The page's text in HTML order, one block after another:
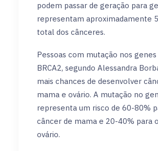
podem passar de geração para
representam aproximadamente
total dos cânceres.
Pessoas com mutação nos genes
BRCA2, segundo Alessandra
mais chances de desenvolver
mama e ovário. A mutação no
representa um risco de 60-80%
câncer de mama e 20-40% para
ovário.